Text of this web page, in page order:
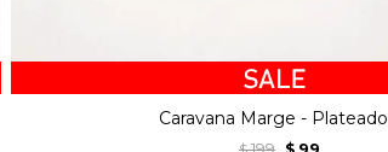
Caravana Marge - Plateado